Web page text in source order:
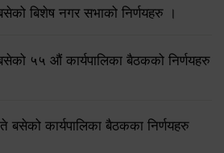
बिशेष नगर सभाको निर्णयहरु ।
५५ औं कार्यपालिका बैठकको निर्णयहरु
कार्यपालिका बैठकका निर्णयहरु